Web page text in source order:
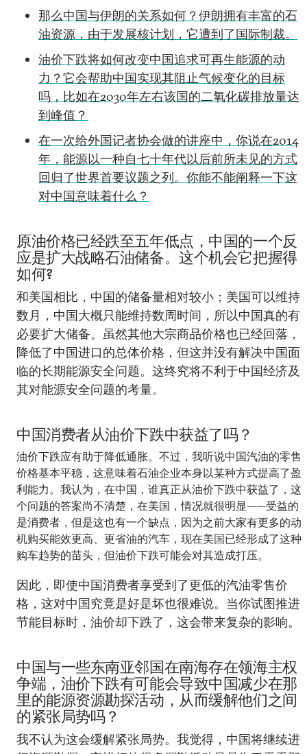
那么中国与伊朗的关系如何？伊朗拥有丰富的石
油资源，由于发展核计划，它遭到了国际制裁。
油价下跌将如何改变中国追求可再生能源的动
力？它会帮助中国实现其阻止气候变化的目标
吗，比如在2030年左右该国的二氧化碳排放量达
到峰值？
在一次给外国记者协会做的讲座中，你说在2014
年，能源以一种自七十年代以后前所未见的方式
回归了世界首要议题之列。你能不能阐释一下这
对中国意味着什么？
原油价格已经跌至五年低点，中国的一个反
应是扩大战略石油储备。这个机会它把握得
如何?
和美国相比，中国的储备量相对较小；美国可以维持
数月，中国大概只能维持数周时间，所以中国真的有
必要扩大储备。虽然其他大宗商品价格也已经回落，
降低了中国进口的总体价格，但这并没有解决中国面
临的长期能源安全问题。这终究将不利于中国经济及
其对能源安全问题的考量。
中国消费者从油价下跌中获益了吗？
油价下跌应有助于降低通胀。不过，我听说中国汽油的零售
价格基本平稳，这意味着石油企业本身以某种方式提高了盈
利能力。我认为，在中国，谁真正从油价下跌中获益了，这
个问题的答案尚不清楚，在美国，情况就很明显——受益的
是消费者，但是这也有一个缺点，因为之前大家有更多的动
机购买能效更高、更省油的汽车，现在美国已经形成了这种
购车趋势的苗头，但油价下跌可能会对其造成打压。
因此，即使中国消费者享受到了更低的汽油零售价
格，这对中国究竟是好是坏也很难说。当你试图推进
节能目标时，油价却下跌了，这会带来复杂的影响。
中国与一些东南亚邻国在南海存在领海主权
争端，油价下跌有可能会导致中国减少在那
里的能源资源勘探活动，从而缓解他们之间
的紧张局势吗？
我不认为这会缓解紧张局势。我觉得，中国将继续进